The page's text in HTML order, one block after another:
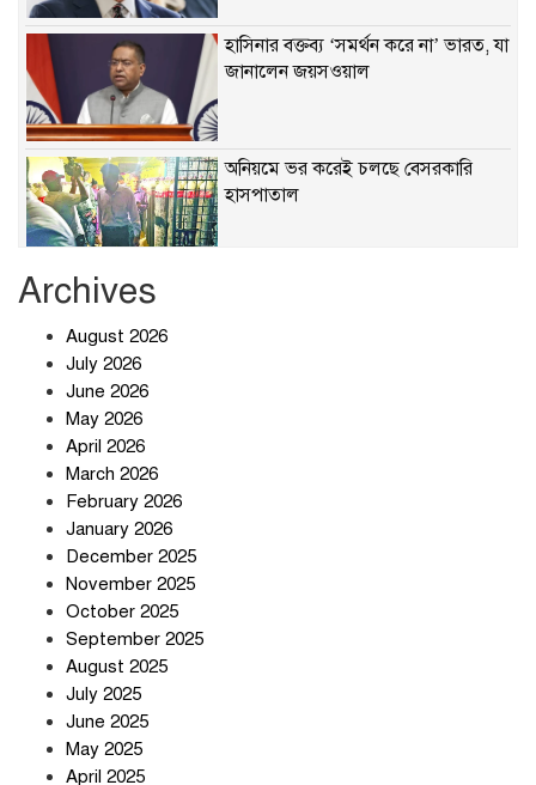
হাসিনার বক্তব্য ‘সমর্থন করে না’ ভারত, যা
জানালেন জয়সওয়াল
অনিয়মে ভর করেই চলছে বেসরকারি
হাসপাতাল
Archives
August 2026
July 2026
June 2026
May 2026
April 2026
March 2026
February 2026
January 2026
December 2025
November 2025
October 2025
September 2025
August 2025
July 2025
June 2025
May 2025
April 2025